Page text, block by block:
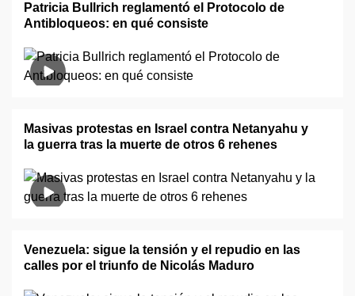
Patricia Bullrich reglamentó el Protocolo de
Antibloqueos: en qué consiste
Masivas protestas en Israel contra Netanyahu y
la guerra tras la muerte de otros 6 rehenes
Venezuela: sigue la tensión y el repudio en las
calles por el triunfo de Nicolás Maduro